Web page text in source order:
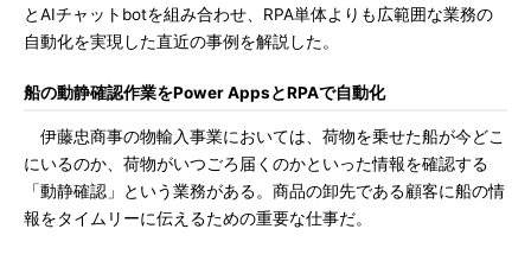
とAIチャットbotを組み合わせ、RPA単体よりも広範囲な業務の
自動化を実現した直近の事例を解説した。
船の動静確認作業をPower AppsとRPAで自動化
伊藤忠商事の物輸入事業においては、荷物を乗せた船が今どこ
にいるのか、荷物がいつごろ届くのかといった情報を確認する
「動静確認」という業務がある。商品の卸先である顧客に船の情
報をタイムリーに伝えるための重要な仕事だ。